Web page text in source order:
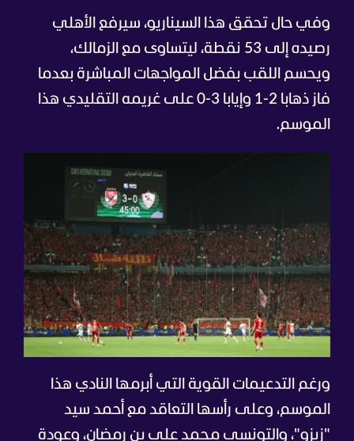
وفي حال تحقق هذا السيناريو، سيرفع الأهلي
رصيده إلى 53 نقطة، ليتساوى مع الزمالك،
ويحسم اللقب بفضل المواجهات المباشرة بعدما
فاز ذهابا 2-1 وإيابا 3-0 على غريمه التقليدي هذا
الموسم.
ورغم التدعيمات القوية التي أبرمها النادي هذا
الموسم، وعلى رأسها التعاقد مع أحمد سيد
"زيزو"، والتونسي محمد علي بن رمضان، وعودة